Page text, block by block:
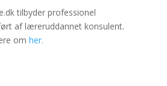
tilbyder professionel
af læreruddannet konsulent.
om her.